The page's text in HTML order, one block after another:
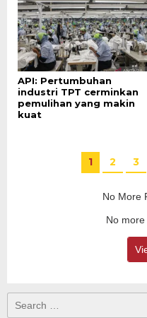
API: Pertumbuhan
industri TPT cerminkan
pemulihan yang makin
kuat
1 2 3
No More
No more
for: